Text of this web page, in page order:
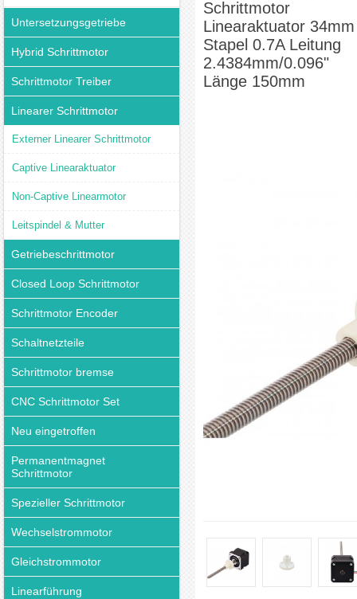
Untersetzungsgetriebe
Hybrid Schrittmotor
Schrittmotor Treiber
Linearer Schrittmotor
Externer Linearer Schrittmotor
Captive Linearaktuator
Non-Captive Linearmotor
Leitspindel & Mutter
Getriebeschrittmotor
Closed Loop Schrittmotor
Schrittmotor Encoder
Schaltnetzteile
Schrittmotor bremse
CNC Schrittmotor Set
Neu eingetroffen
Permanentmagnet
Schrittmotor
Spezieller Schrittmotor
Wechselstrommotor
Gleichstrommotor
Linearführung
Schrittmotor
Linearaktuator 34mm
Stapel 0.7A Leitung
2.4384mm/0.096"
Länge 150mm